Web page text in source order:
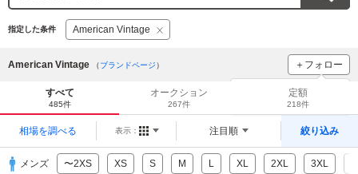
指定した条件 American Vintage
American Vintage （ブランドページ） ＋フォロー
ブランドをフォロー
をチェック！
すべて
485件
オークション
267件
定額
218件
相場を調べる 表示： 注目順 絞り込み
メンズ 〜2XS XS S M L XL 2XL 3XL